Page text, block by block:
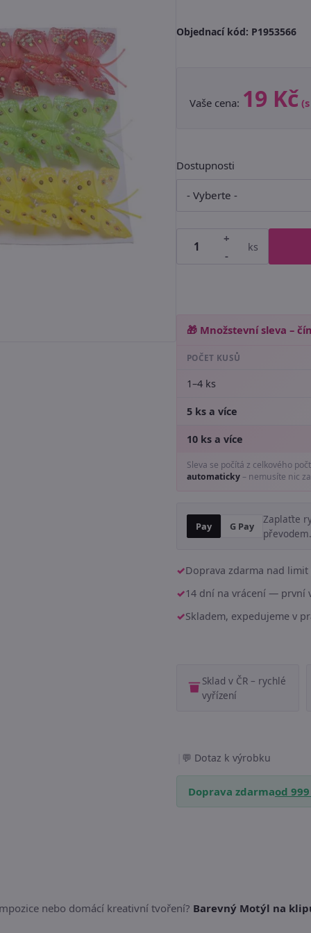
Objednací kód: P1953566
Vaše cena: 19 Kč
Dostupnosti
+
-
ks
🎁 Množstevní sleva –
POČET KUSŮ
1–4 ks
5 ks a více
10 ks a více
Sleva se počítá z celkového
automaticky– nemusíte nic
Pay G Pay
Zaplaťte
převodem.
Doprava zdarma nad limit
14 dní na vrácení — první
Skladem, expedujeme v
Sklad v ČR – rychlé
vyřízení
Dotaz k výrobku
Doprava zdarmaod 999
nebo domácí kreativní tvoření? Barevný Motýl na